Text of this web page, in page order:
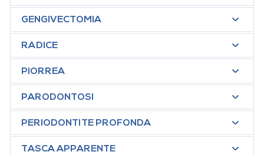
GENGIVECTOMIA
RADICE
PIORREA
PARODONTOSI
PERIODONTITE PROFONDA
TASCA APPARENTE